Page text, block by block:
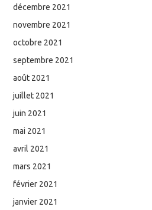
décembre 2021
novembre 2021
octobre 2021
septembre 2021
août 2021
juillet 2021
juin 2021
mai 2021
avril 2021
mars 2021
février 2021
janvier 2021